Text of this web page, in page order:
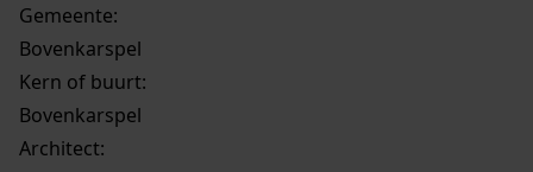
Gemeente:
Bovenkarspel
Kern of buurt:
Bovenkarspel
Architect: